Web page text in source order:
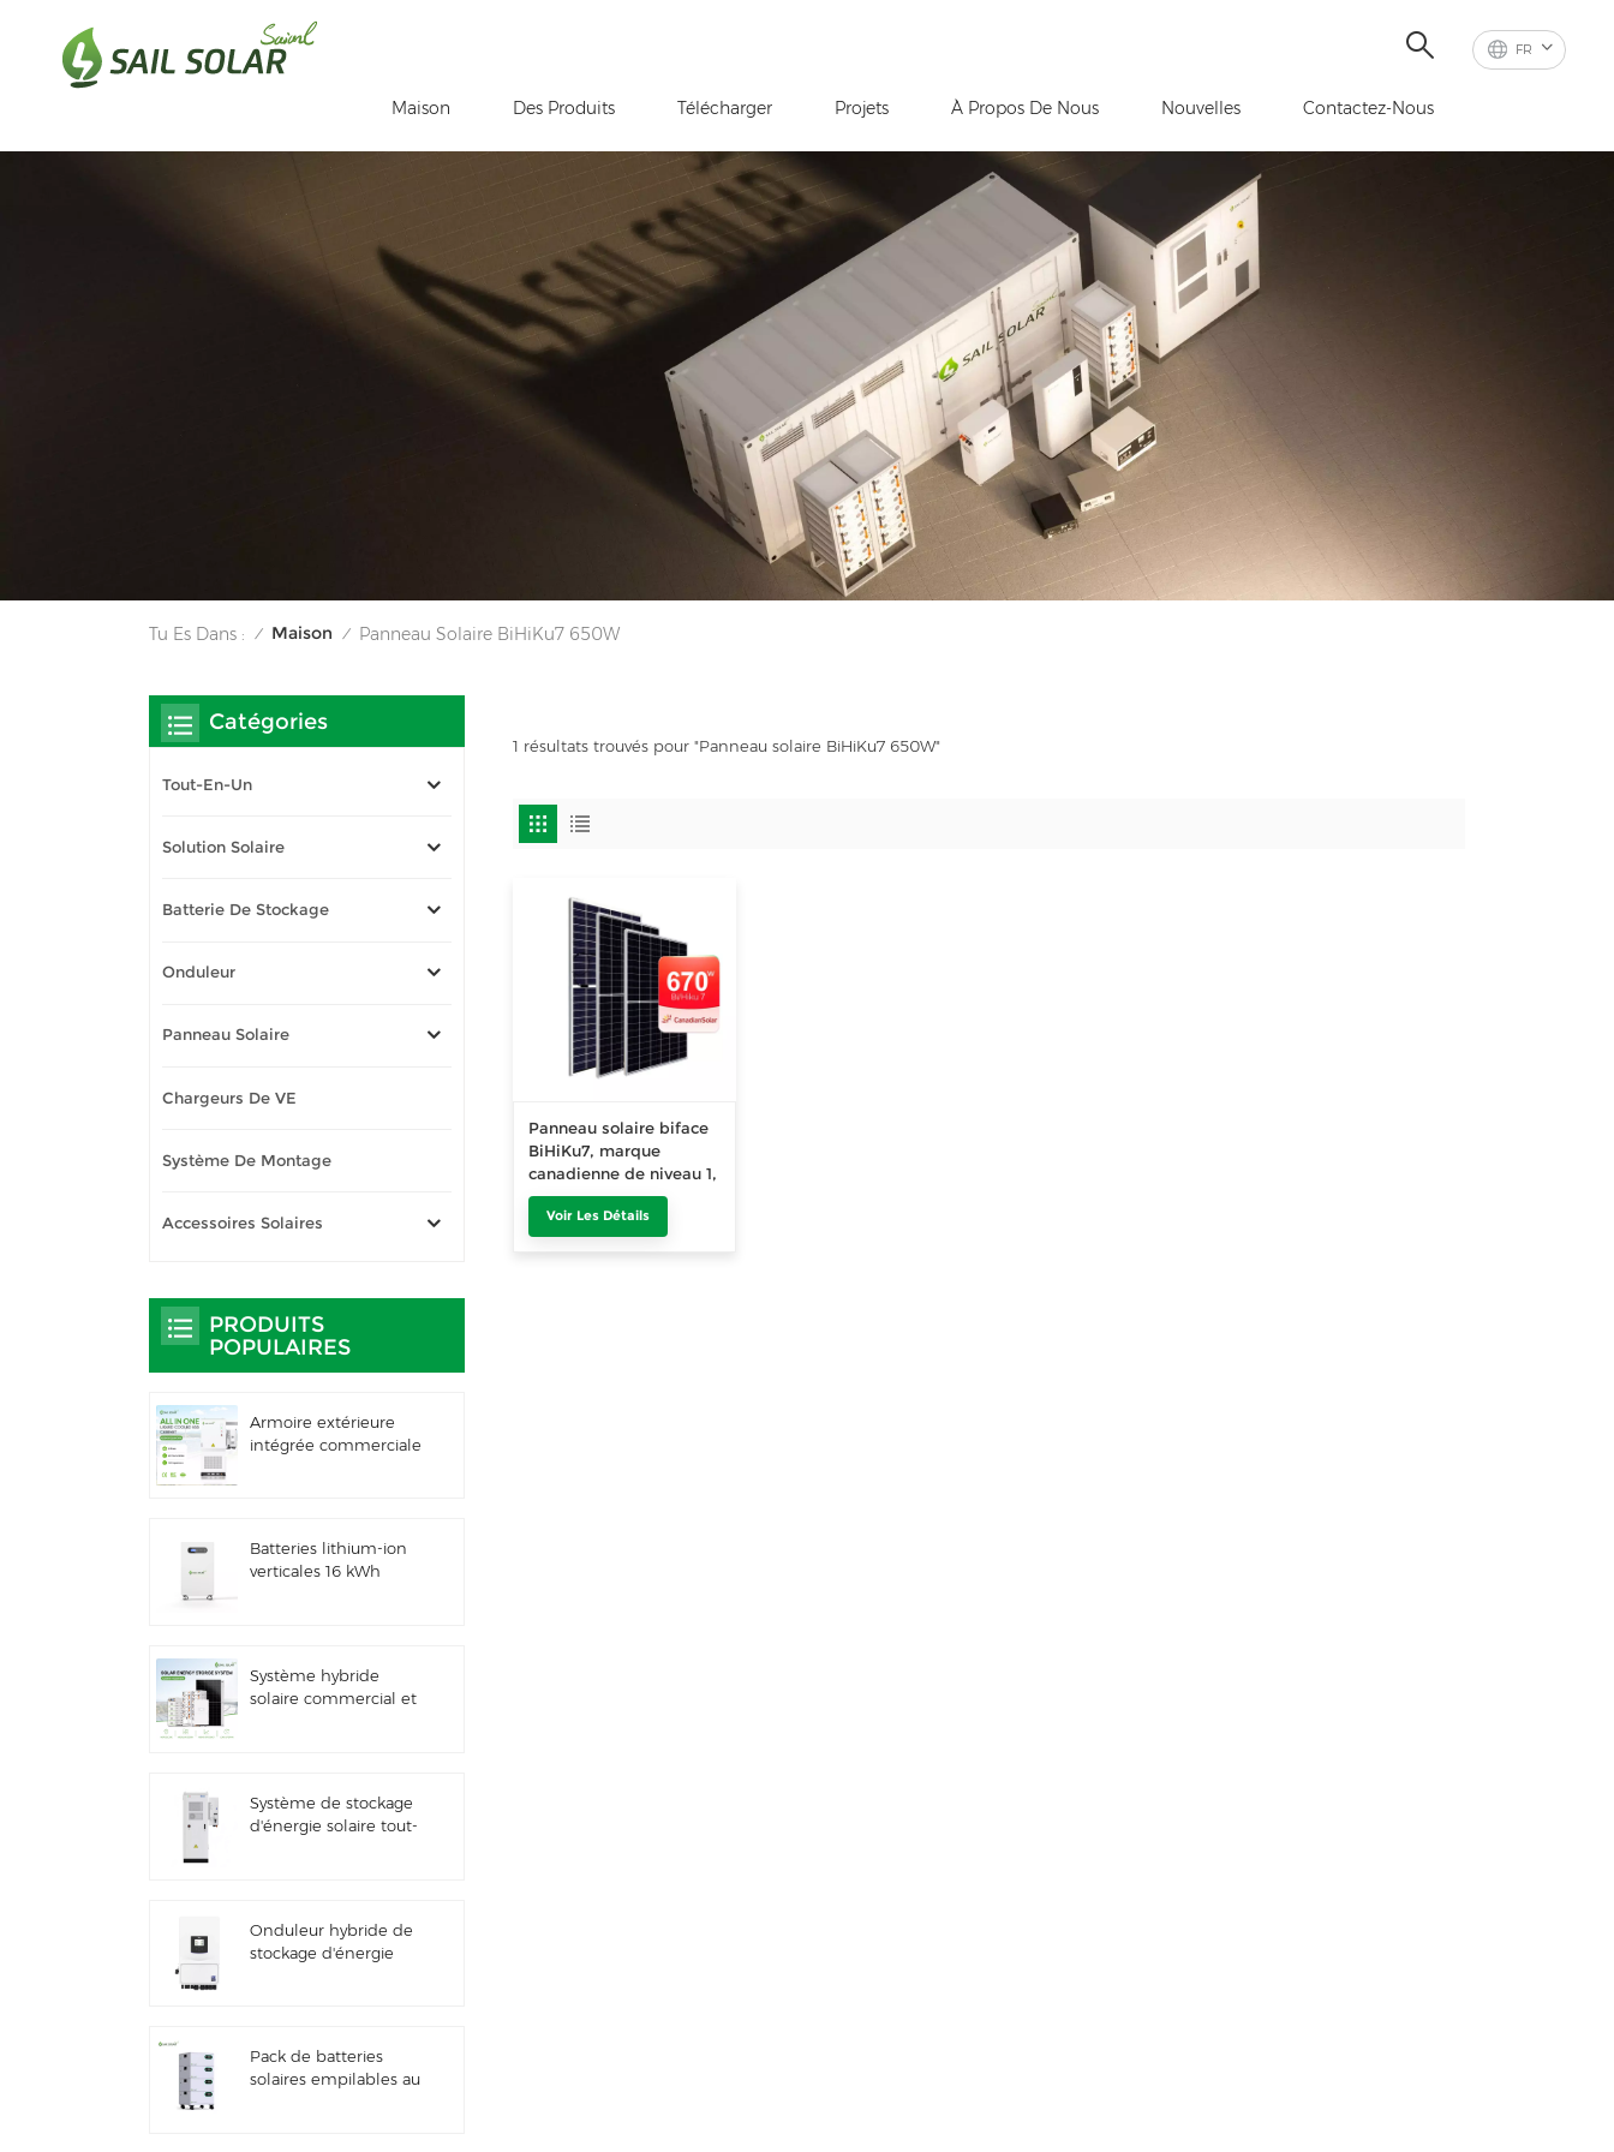
FR
Maison Des Produits Télécharger Projets À Propos De Nous Nouvelles Contactez-Nous
Tu Es Dans : / Maison / Panneau Solaire BiHiKu7 650W
1 résultats trouvés pour "Panneau solaire BiHiKu7 650W"
Panneau solaire biface
BiHiKu7, marque
canadienne de niveau 1,
210mm, 640Wp,
650Wp, 660Wp,
670Wp, module
Voir Les Détails
Catégories
Tout-En-Un
Solution Solaire
Batterie De Stockage
Onduleur
Panneau Solaire
Chargeurs De VE
Système De Montage
Accessoires Solaires
PRODUITS
POPULAIRES
Armoire extérieure
intégrée commerciale
Batteries lithium-ion
verticales 16 kWh
Système hybride
solaire commercial et
Système de stockage
d'énergie solaire tout-
à batterie lithium 60
kWh, extérieur, 51,2 V,
Onduleur hybride de
stockage d'énergie
Pack de batteries
solaires empilables au